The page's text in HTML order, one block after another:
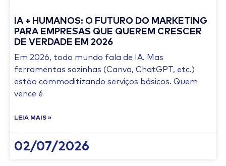
IA + HUMANOS: O FUTURO DO MARKETING
PARA EMPRESAS QUE QUEREM CRESCER
DE VERDADE EM 2026
Em 2026, todo mundo fala de IA. Mas
ferramentas sozinhas (Canva, ChatGPT, etc.)
estão commoditizando serviços básicos. Quem
vence é
LEIA MAIS »
02/07/2026